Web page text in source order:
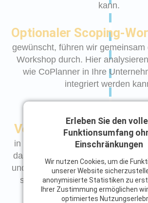
kann.
Optionaler Scoping-
gewünscht, führen wir
Workshop durch. Hier
wie CoPlanner in Ihre
integriert werden
Vertragsabschluss:
in der Demo und dem Workshop
dass CoPlanner perfekt in Ihr
und alle Ihre Anforderungen
steht einem erfolgreichen Start
Wege.
Erleben Sie den
Funktionsumfang
Einschränkungen
Wir nutzen Cookies, um die
unserer Website
anonymisierte Statistiken zu
Ihrer Zustimmung ermöglichen
optimiertes